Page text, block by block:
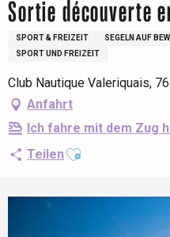
Sortie découverte
SPORT & FREIZEIT
SEGELN AUF
SPORT UND FREIZEIT
Club Nautique Valeriquais,
Anfahrt
Ich fahre mit dem Zug
TeilenAjouter aux favoris